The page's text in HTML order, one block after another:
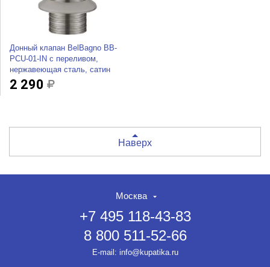
НЕТ СКИДКИ НА ТОВАР?!
ОФОРМЛЯЙТЕ ЗАКАЗ И
ВЫ ПОЛУЧИТЕ ЕЁ ДО 20%
Донный клапан BelBagno BB-
PCU-01-IN с переливом,
нержавеющая сталь, сатин
2 290
Наверх
Москва
+7 495 118-43-83
8 800 511-52-66
E-mail: info@kupatika.ru